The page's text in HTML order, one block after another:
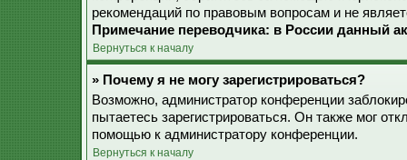
рекомендаций по правовым вопросам и не
Примечание переводчика: в России данный
Вернуться к началу
» Почему я не могу зарегистрироваться?
Возможно, администратор конференции
пытаетесь зарегистрироваться. Он также мог
помощью к администратору конференции.
Вернуться к началу